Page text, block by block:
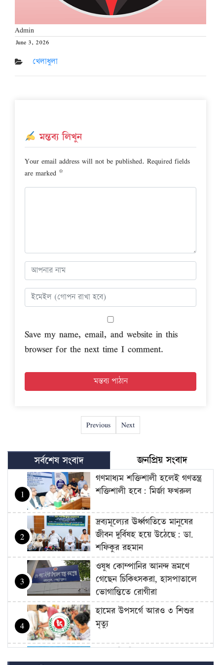
Admin
Posted
on
June 3, 2026
খেলাধুলা
মন্তব্য লিখুন
Your email address will not be published. Required fields
are marked *
Save my name, email, and website in this
browser for the next time I comment.
Previous Next
সর্বশেষ সংবাদ জনপ্রিয় সংবাদ
1
গণমাধ্যম শক্তিশালী হলেই গণতন্ত্র
শক্তিশালী হবে: মির্জা ফখরুল
2
দ্রব্যমূল্যের ঊর্ধ্বগতিতে মানুষের
জীবন দুর্বিষহ হয়ে উঠেছে: ডা.
শফিকুর রহমান
3
ওষুধ কোম্পানির আনন্দ ভ্রমণে
গেছেন চিকিৎসকরা, হাসপাতালে
ভোগান্তিতে রোগীরা
4
হামের উপসর্গে আরও ৩ শিশুর
মৃত্যু